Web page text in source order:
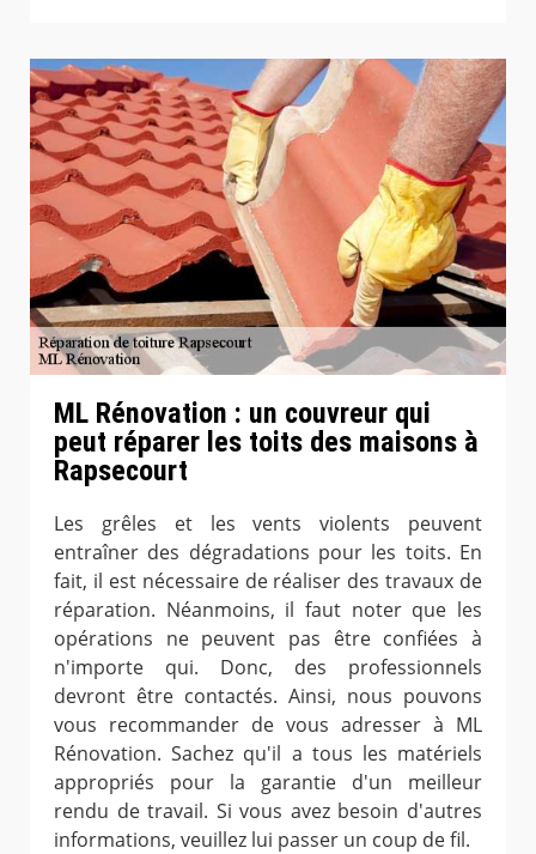
ML Rénovation : un couvreur qui
peut réparer les toits des maisons à
Rapsecourt
Les grêles et les vents violents peuvent
entraîner des dégradations pour les toits. En
fait, il est nécessaire de réaliser des travaux de
réparation. Néanmoins, il faut noter que les
opérations ne peuvent pas être confiées à
n'importe qui. Donc, des professionnels
devront être contactés. Ainsi, nous pouvons
vous recommander de vous adresser à ML
Rénovation. Sachez qu'il a tous les matériels
appropriés pour la garantie d'un meilleur
rendu de travail. Si vous avez besoin d'autres
informations, veuillez lui passer un coup de fil.